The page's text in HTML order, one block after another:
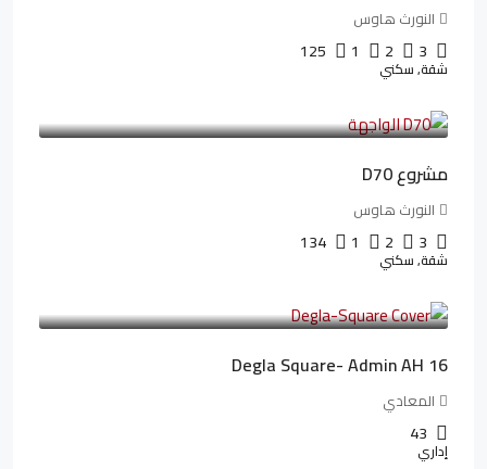
النورث هاوس
3
2
1
125
شقة, سكني
مشروع D70
النورث هاوس
3
2
1
134
شقة, سكني
Degla Square- Admin AH 16
المعادي
43
إداري